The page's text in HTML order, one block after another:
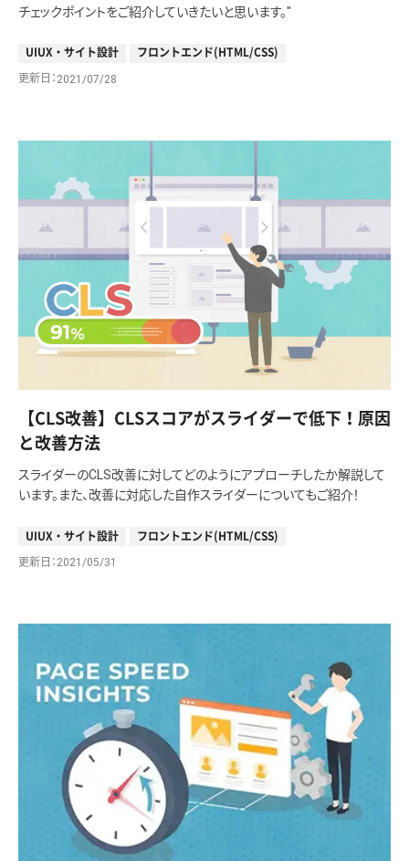
チェックポイントをご紹介していきたいと思います。"
UIUX・サイト設計 フロントエンド(HTML/CSS)
更新日 2021/07/28
【CLS改善】CLSスコアがスライダーで低下！原因
と改善方法
スライダーのCLS改善に対してどのようにアプローチしたか解説して
います。また、改善に対応した自作スライダーについてもご紹介！
UIUX・サイト設計 フロントエンド(HTML/CSS)
更新日 2021/05/31